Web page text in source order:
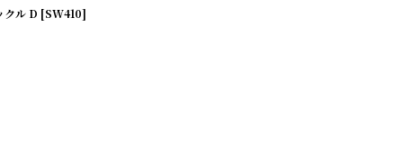
クル D [SW410]